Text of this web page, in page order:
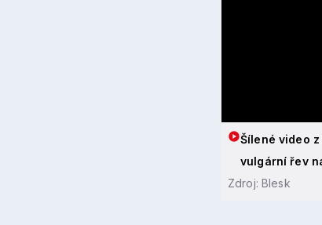
Šílené video
vulgární řev
Zdroj: Blesk